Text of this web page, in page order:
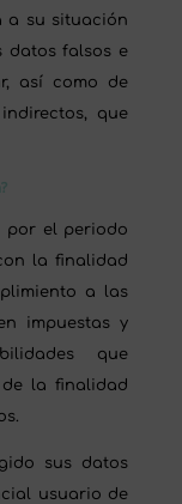
a su situación
datos falsos e
así como de
que
por el periodo
la finalidad
a las
impuestas y
que
la finalidad
sus datos
usuario de